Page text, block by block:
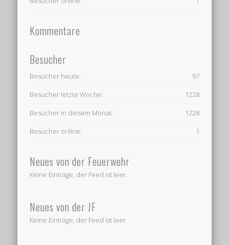
Kommentare
Besucher
97
Besucher heute:
1228
Besucher letzte Woche:
1228
Besucher in diesem Monat:
1
Besucher online:
Neues von der Feuerwehr
Keine Einträge, der Feed ist leer.
Neues von der JF
Keine Einträge, der Feed ist leer.